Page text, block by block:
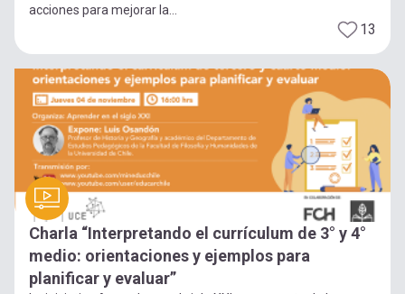
acciones para mejorar la...
13
Charla “Interpretando el currículum de 3° y 4°
medio: orientaciones y ejemplos para
planificar y evaluar”